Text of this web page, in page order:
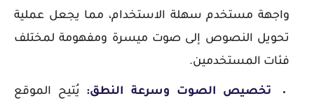
واجهة مستخدم سهلة الاستخدام، مما يجعل عملية
تحويل النصوص إلى صوت ميسرة ومفهومة لمختلف
فئات المستخدمين.
تخصيص الصوت وسرعة النطق: يُتيح الموقع